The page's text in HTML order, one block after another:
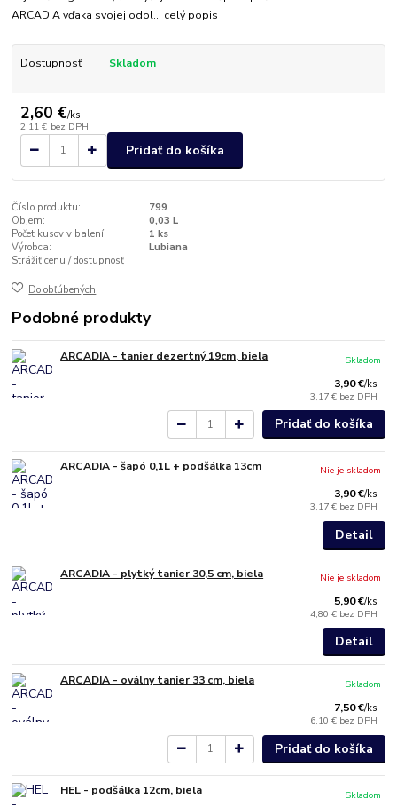
ARCADIA vďaka svojej odol... celý popis
Dostupnosť Skladom
2,60 €/ks
2,11 € bez DPH
Pridať do košíka
Číslo produktu:
799
Objem:
0,03 L
Počet kusov v balení:
1 ks
Výrobca:
Lubiana
Strážiť cenu / dostupnosť
Do obľúbených
Podobné produkty
ARCADIA - tanier dezertný 19cm, biela
3,90 €/ks
3,17 € bez DPH
Skladom
Pridať do košíka
ARCADIA - šapó 0,1L + podšálka 13cm
3,90 €/ks
3,17 € bez DPH
Nie je skladom
Detail
ARCADIA - plytký tanier 30,5 cm, biela
5,90 €/ks
4,80 € bez DPH
Nie je skladom
Detail
ARCADIA - oválny tanier 33 cm, biela
7,50 €/ks
6,10 € bez DPH
Skladom
Pridať do košíka
HEL - podšálka 12cm, biela
Skladom